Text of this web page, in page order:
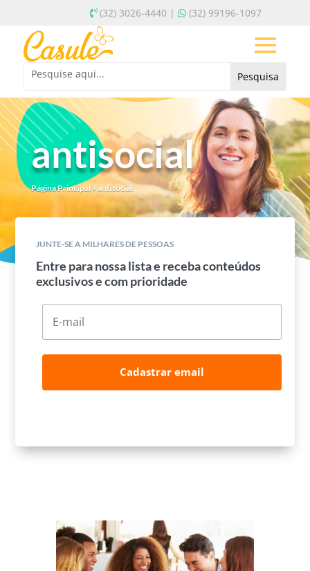
(32) 3026-4440 | (32) 99196-1097
antisocial
Página Principal» antisocial
JUNTE-SE A MILHARES DE PESSOAS
Entre para nossa lista e receba conteúdos
exclusivos e com prioridade
Cadastrar email